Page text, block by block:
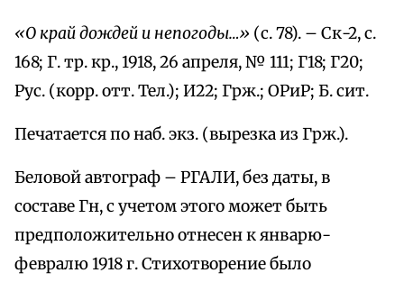
«О край дождей и непогоды…» (с. 78). – Ск-2, с.
168; Г. тр. кр., 1918, 26 апреля, № 111; Г18; Г20;
Рус. (корр. отт. Тел.); И22; Грж.; ОРиР; Б. сит.
Печатается по наб. экз. (вырезка из Грж.).
Беловой автограф – РГАЛИ, без даты, в
составе Гн, с учетом этого может быть
предположительно отнесен к январю-
февралю 1918 г. Стихотворение было